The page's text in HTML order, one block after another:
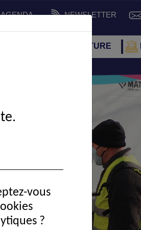
AGENDA NEWSLETTER
SPORT ET CULTURE
vous
?